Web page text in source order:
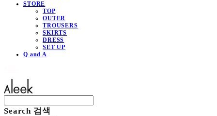
STORE
TOP
OUTER
TROUSERS
SKIRTS
DRESS
SET UP
Q and A
Search 검색